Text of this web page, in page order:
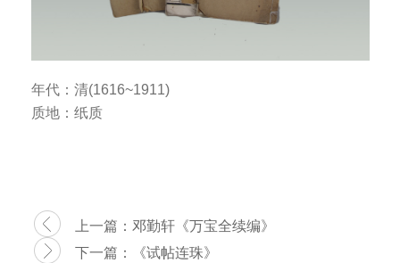
年代：清(1616~1911)
质地：纸质
上一篇： 邓勤轩《万宝全续编》
下一篇：
《试帖连珠》